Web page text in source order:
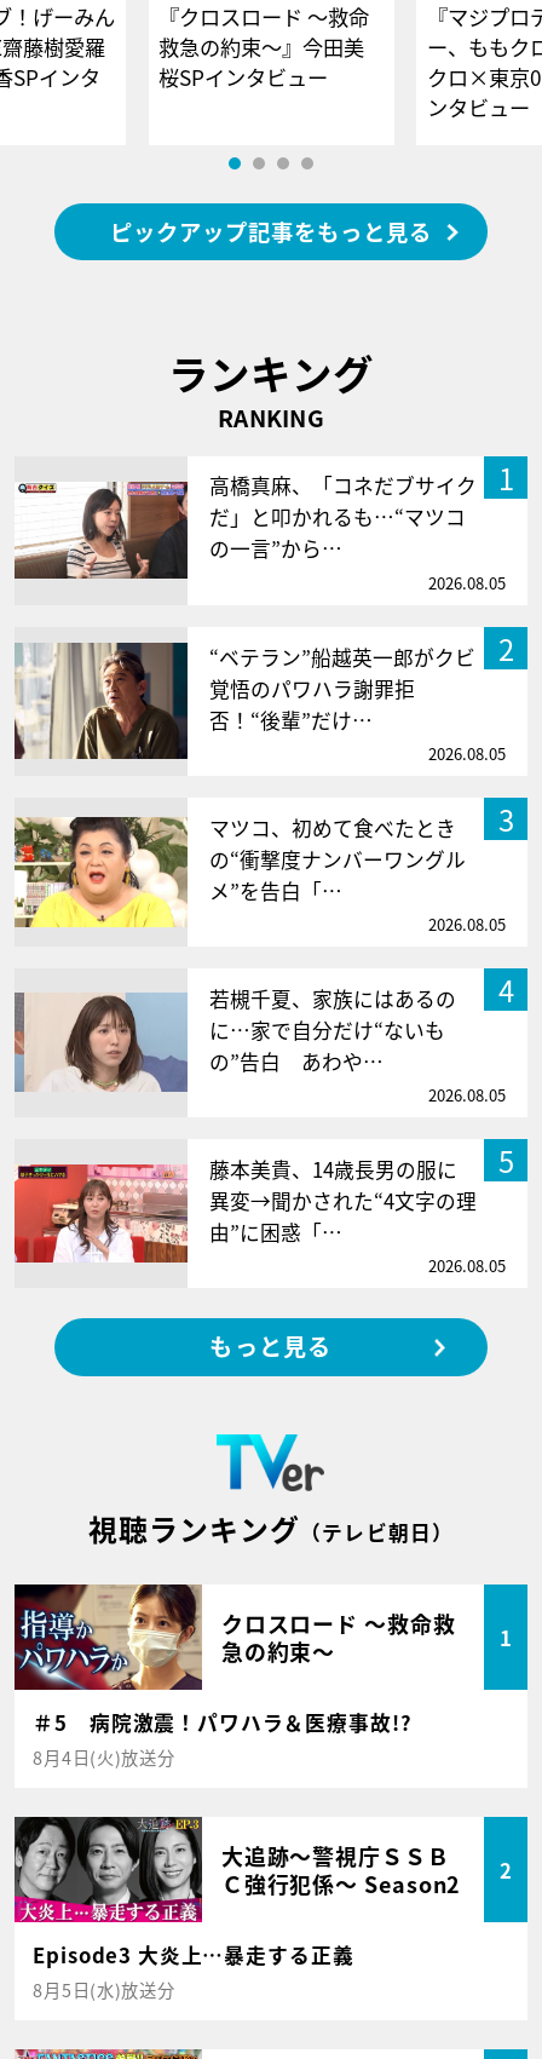
！げーみん
藤樹愛羅
SPインタ
『クロスロード ～救命
救急の約束～』今田美
桜SPインタビュー
『マジプロ
ー、ももク
クロ×東京
ンタビュー
ピックアップ記事をもっと見る
ランキング
RANKING
1
高橋真麻、「コネだブサイク
だ」と叩かれるも…“マツコ
の一言”から…
2026.08.05
2
“ベテラン”船越英一郎がクビ
覚悟のパワハラ謝罪拒
否！“後輩”だけ…
2026.08.05
3
マツコ、初めて食べたとき
の“衝撃度ナンバーワングル
メ”を告白「…
2026.08.05
4
若槻千夏、家族にはあるの
に…家で自分だけ“ないも
の”告白 あわや…
2026.08.05
5
藤本美貴、14歳長男の服に
異変→聞かされた“4文字の理
由”に困惑「…
2026.08.05
もっと見る
視聴ランキング （テレビ朝日）
クロスロード ～救命救
急の約束～
1
＃5 病院激震！パワハラ＆医療事故!?
8月4日(火)放送分
大追跡～警視庁ＳＳＢ
Ｃ強行犯係～ Season2
2
Episode3 大炎上…暴走する正義
8月5日(水)放送分